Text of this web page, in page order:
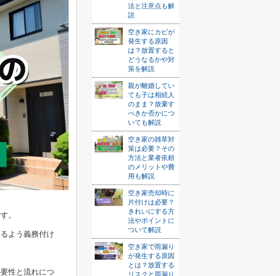
。
よう義務付け
性と流れにつ
法と注意点も解
説
空き家にカビが
発生する原因
は？放置すると
どうなるかや対
策を解説
親が離婚してい
ても子は相続人
のまま？放棄す
べきか否かにつ
いても解説
空き家の雑草対
策は必要？その
方法と業者依頼
のメリットや費
用も解説
空き家売却時に
片付けは必要？
きれいにする方
法やポイントに
ついて解説
空き家で雨漏り
が発生する原因
とは？放置する
リスクと雨漏り